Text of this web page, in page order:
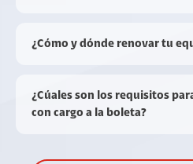
¿Cómo y dónde renovar tu
¿Cúales son los requisitos
con cargo a la boleta?